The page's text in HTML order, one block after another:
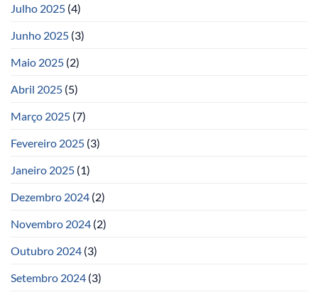
Julho 2025 (4)
Junho 2025 (3)
Maio 2025 (2)
Abril 2025 (5)
Março 2025 (7)
Fevereiro 2025 (3)
Janeiro 2025 (1)
Dezembro 2024 (2)
Novembro 2024 (2)
Outubro 2024 (3)
Setembro 2024 (3)